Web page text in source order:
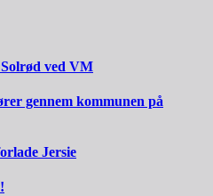
ved VM
gennem kommunen på
Jersie